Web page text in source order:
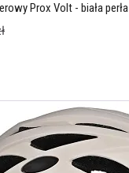
Prox Volt - biała perła